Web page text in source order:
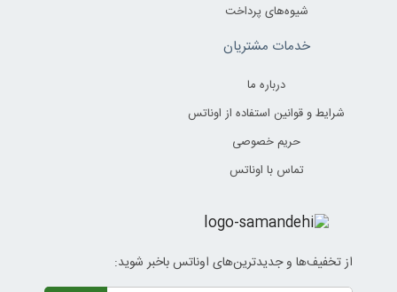
شیوه‌های پرداخت
خدمات مشتریان
درباره ما
شرایط و قوانین استفاده از اوناتس
حریم خصوصی
تماس با اوناتس
از تخفیف‌ها و جدیدترین‌های اوناتس باخبر شوید: